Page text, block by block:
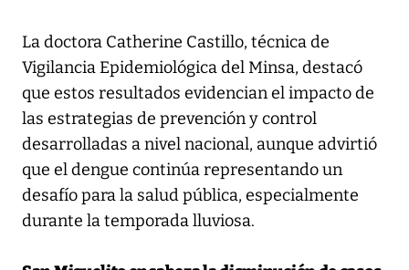
La doctora Catherine Castillo, técnica de
Vigilancia Epidemiológica del Minsa, destacó
que estos resultados evidencian el impacto de
las estrategias de prevención y control
desarrolladas a nivel nacional, aunque advirtió
que el dengue continúa representando un
desafío para la salud pública, especialmente
durante la temporada lluviosa.